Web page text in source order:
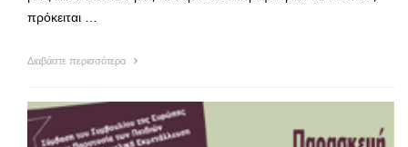
πρόκειται …
Διαβάστε περισσότερα